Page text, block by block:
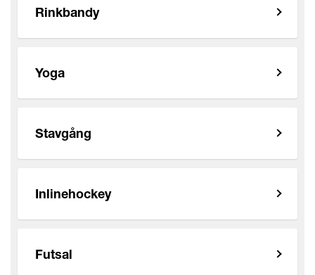
Rinkbandy
Yoga
Stavgång
Inlinehockey
Futsal